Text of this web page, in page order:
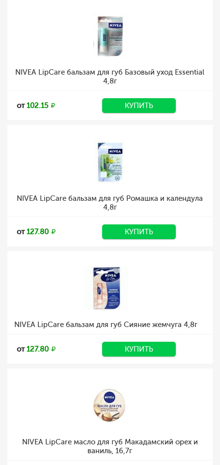
NIVEA LipCare бальзам для губ Базовый уход Essential
4,8г
от102.15 КУПИТЬ
NIVEA LipCare бальзам для губ Ромашка и календула
4,8г
от127.80 КУПИТЬ
NIVEA LipCare бальзам для губ Сияние жемчуга 4,8г
от127.80 КУПИТЬ
NIVEA LipCare масло для губ Макадамский орех и
ваниль, 16,7г